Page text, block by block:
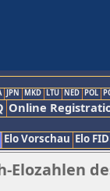
JPN MKD LTU NED POL
Online
Elo Vorschau Elo